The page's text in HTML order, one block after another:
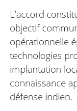
L’accord
objectif
opérationnelle
technologies
implantation
connaissance
défense indien.